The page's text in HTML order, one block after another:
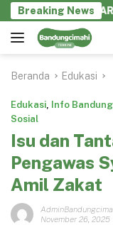
Langsung
ke
konten
Breaking News
JABAR Dengan
Beranda Edukasi
Edukasi, Info Bandung
Sosial
Isu dan
Pengawas
Amil Zakat
November 26, 2025